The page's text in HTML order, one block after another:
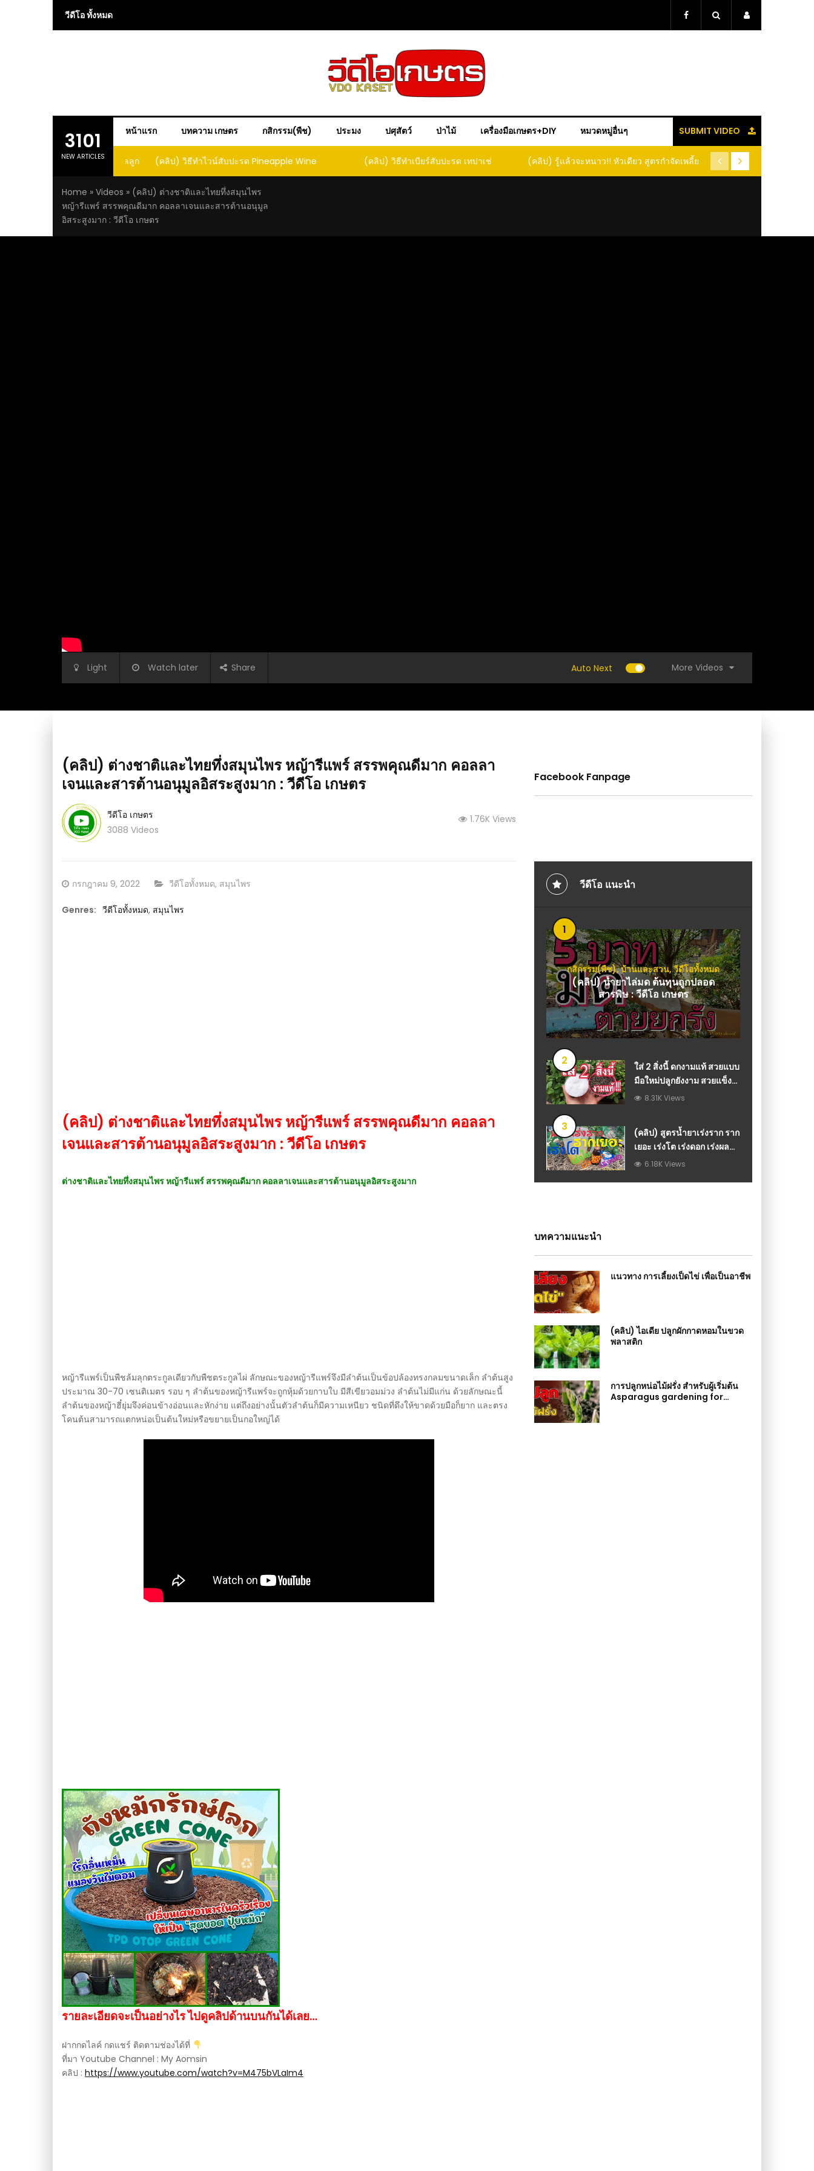
วีดีโอ ทั้งหมด
3101
NEW ARTICLES
หน้าแรก บทความ เกษตร กสิกรรม(พืช) ประมง ปศุสัตว์ ป่าไม้ เครื่องมือเกษตร+DIY หมวดหมู่อื่นๆ SUBMIT VIDEO
ปลูกแคนตาลูปในถัง จะได้ผลลูก
in a barrel would yield
and sweet fruit
(คลิป) วิธีทำไวน์สับปะรด Pineapple Wine (คลิป) วิธีทำเบียร์สับปะรด เทปาเช่
(คลิป) รู้แล้วจะหนาว!! หัวเดียว สูตรกำจัดเพลี้ย มด
หนอนแมลง หนีกระเจิงทั้งสวน ลองทำดูสิ
(คลิป) ปลูกทุเรียนง่ายๆ ปลูก
ต้นคู่ แบบเสียบยอ
Home » Videos » (คลิป) ต่างชาติและไทยทึ่งสมุนไพร
หญ้ารีแพร์ สรรพคุณดีมาก คอลลาเจนและสารต้านอนุมูล
อิสระสูงมาก : วีดีโอ เกษตร
Light Watch later Share Auto Next More Videos
ลูกต้นกล้าผัก – สูง
(คลิป) อัปเดทปลูกโคโลคาเซีย แบบในน้ำ vs บนดิน
แบบไหนดีกว่ากัน โตไว รากบึม ไหลดก : วีดีโอ เกษตร
(คลิป) ปุ๋ยชั้นเลิศ! ต้องร้องว้าว ใช้แล้วพริกงามยกสวน
(คลิป) ต่างชาติและไทยทึ่งสมุนไพร หญ้ารีแพร์ สรรพคุณดีมาก คอลลา
เจนและสารต้านอนุมูลอิสระสูงมาก : วีดีโอ เกษตร
วีดีโอ เกษตร
3088 Videos
1.76K Views
Posted
กรกฎาคม 9, 2022 CATEGORY:
วีดีโอทั้งหมด, สมุนไพร
Genres: วีดีโอทั้งหมด, สมุนไพร
(คลิป) ต่างชาติและไทยทึ่งสมุนไพร หญ้ารีแพร์ สรรพคุณดีมาก คอลลา
เจนและสารต้านอนุมูลอิสระสูงมาก : วีดีโอ เกษตร
ต่างชาติและไทยทึ่งสมุนไพร หญ้ารีแพร์ สรรพคุณดีมาก คอลลาเจนและสารต้านอนุมูลอิสระสูงมาก
หญ้ารีแพร์เป็นพืชล้มลุกตระกูลเดียวกับพืชตระกูลไผ่ ลักษณะของหญ้ารีแพร์จึงมีลำต้นเป็นข้อปล้องทรงกลมขนาดเล็ก ลำต้นสูง
ประมาณ 30-70 เซนติเมตร รอบ ๆ ลำต้นของหญ้ารีแพร์จะถูกหุ้มด้วยกาบใบ มีสีเขียวอมม่วง ลำต้นไม่มีแก่น ด้วยลักษณะนี้
ลำต้นของหญ้าฮี๋ยุ่มจึงค่อนข้างอ่อนและหักง่าย แต่ถึงอย่างนั้นตัวลำต้นก็มีความเหนียว ชนิดที่ดึงให้ขาดด้วยมือก็ยาก และตรง
โคนต้นสามารถแตกหน่อเป็นต้นใหม่หรือขยายเป็นกอใหญ่ได้
รายละเอียดจะเป็นอย่างไร ไปดูคลิปด้านบนกันได้เลย…
ฝากกดไลค์ กดแชร์ ติดตามช่องได้ที่
ที่มา Youtube Channel : My Aomsin
คลิป : https://www.youtube.com/watch?v=M475bVLaIm4
Facebook Fanpage
วีดีโอ แนะนำ
1
กสิกรรม(พืช),บ้านและสวน,วีดีโอทั้งหมด
(คลิป) น้ำยาไล่มด ต้นทุนถูกปลอด
สารพิษ : วีดีโอ เกษตร
2
ใส่ 2 สิ่งนี้ ดกงามแท้ สวยแบบ
มือใหม่ปลูกยังงาม สวยแข็ง
แรงทำแบบนี้งามจนได้ขาย
8.31K Views
3
(คลิป) สูตรน้ำยาเร่งราก ราก
เยอะ เร่งโต เร่งดอก เร่งผล
‘แบบสุดจัด’ : วีดีโอ เกษตร
6.18K Views
บทความแนะนำ
แนวทาง การเลี้ยงเป็ดไข่ เพื่อเป็นอาชีพ
(คลิป) ไอเดีย ปลูกผักกาดหอมในขวด
พลาสติก
การปลูกหน่อไม้ฝรั่ง สำหรับผู้เริ่มต้น
Asparagus gardening for